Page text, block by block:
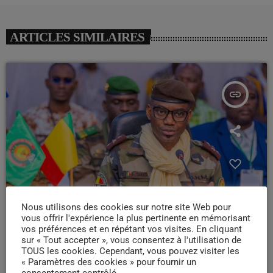
ARTICLES SIMILAIRES
insert_link
DISPARITION
Hommage : le parcours d’exception du Général
Nous utilisons des cookies sur notre site Web pour
vous offrir l'expérience la plus pertinente en mémorisant
vos préférences et en répétant vos visites. En cliquant
sur « Tout accepter », vous consentez à l'utilisation de
TOUS les cookies. Cependant, vous pouvez visiter les
« Paramètres des cookies » pour fournir un